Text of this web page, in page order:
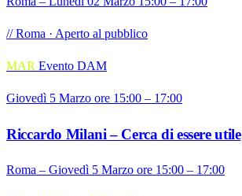
// Roma · Aperto al pubblico
MAR Evento DAM
Giovedì 5 Marzo ore 15:00 – 17:00
Riccardo Milani – Cerca di essere utile
Roma – Giovedì 5 Marzo ore 15:00 – 17:00